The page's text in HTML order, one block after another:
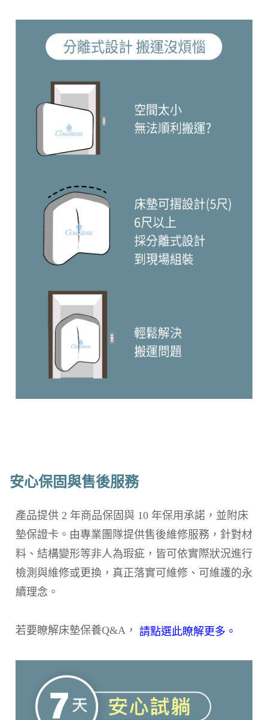
安心保固與售後服務
產品提供 2 年商品保固與 10 年保用承諾，並附床
墊保證卡。由專業團隊提供售後維修服務，針對材
料、結構變形等非人為瑕疵，皆可依實際狀況進行
檢測與維修或更換，真正落實可維修、可維護的永
續理念。
若要瞭解床墊保養Q&A， 請點選此瞭解更多。